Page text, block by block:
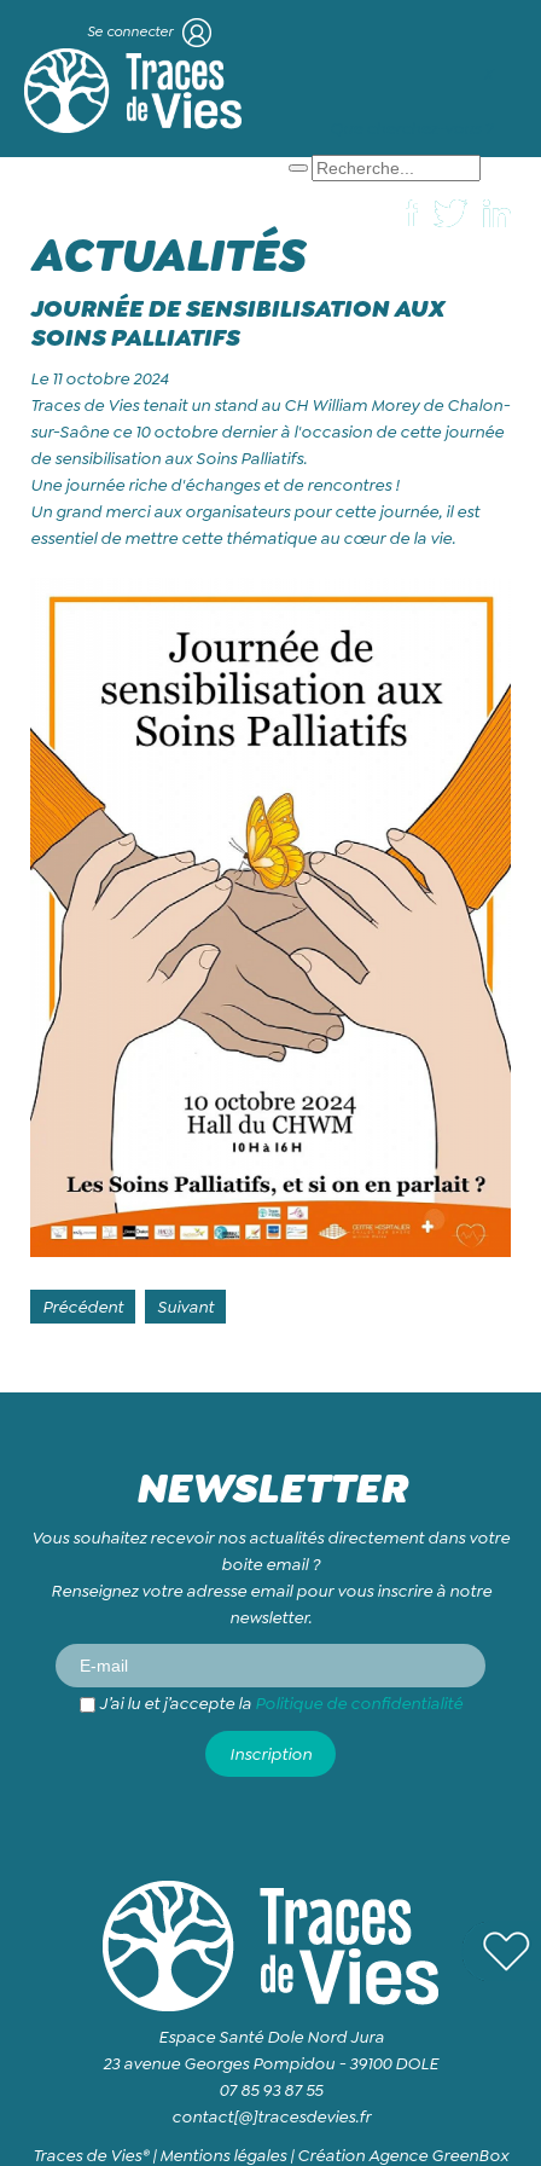
Se connecter
ACTUALITÉS
JOURNÉE DE SENSIBILISATION AUX
SOINS PALLIATIFS
Le 11 octobre 2024
Traces de Vies tenait un stand au CH William Morey de Chalon-
sur-Saône ce 10 octobre dernier à l'occasion de cette journée
de sensibilisation aux Soins Palliatifs.
Une journée riche d'échanges et de rencontres !
Un grand merci aux organisateurs pour cette journée, il est
essentiel de mettre cette thématique au cœur de la vie.
Précédent Suivant
NEWSLETTER
Vous souhaitez recevoir nos actualités directement dans votre
boite email ?
Renseignez votre adresse email pour vous inscrire à notre
newsletter.
J’ai lu et j’accepte la Politique de confidentialité
Espace Santé Dole Nord Jura
23 avenue Georges Pompidou - 39100 DOLE
07 85 93 87 55
contact[@]tracesdevies.fr
Traces de Vies® |Mentions légales|Création Agence GreenBox